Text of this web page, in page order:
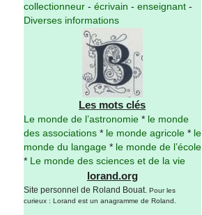
collectionneur- écrivain - enseignant-
Diverses informations
Les mots clés
Le monde de l’astronomie* le monde
des associations* le monde agricole* le
monde du langage* le monde de l’école
*
Le monde des sciences et de la vie
lorand.org
Site personnel de Roland Bouat. Pour les
curieux : Lorand est un anagramme de Roland.